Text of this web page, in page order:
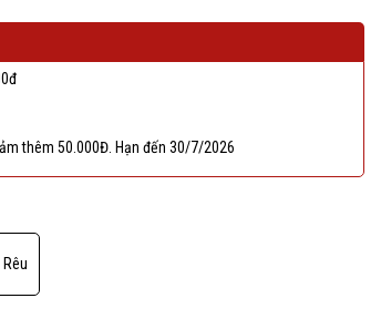
thêm 50.000Đ. Hạn đến 30/7/2026